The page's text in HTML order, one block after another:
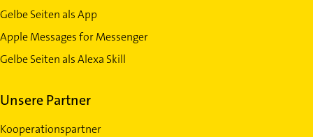
Gelbe Seiten als App
Apple Messages for Messenger
Gelbe Seiten als Alexa Skill
Unsere Partner
Kooperationspartner